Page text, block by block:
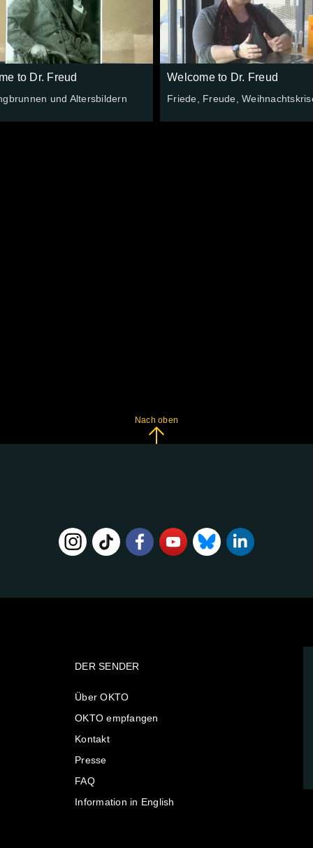
to Dr. Freud
und Altersbildern
Welcome to Dr. Freud
Friede, Freude,
Nach oben
DER SENDER
Über OKTO
OKTO empfangen
Kontakt
Presse
FAQ
Information in English